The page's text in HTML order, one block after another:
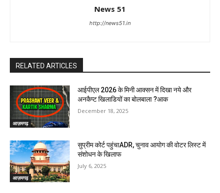
News 51
http://news51.in
RELATED ARTICLES
आज़मगढ़
आईपीएल 2026 के मिनी आक्सन में दिखा नये और
अनकैप्ट खिलाडियों का बोलबाला ?आक
December 18, 2025
आज़मगढ़
सुप्रीम कोर्ट पहुंचाADR, चुनाव आयोग की वोटर लिस्ट में
संशोधन के खिलाफ
July 6, 2025